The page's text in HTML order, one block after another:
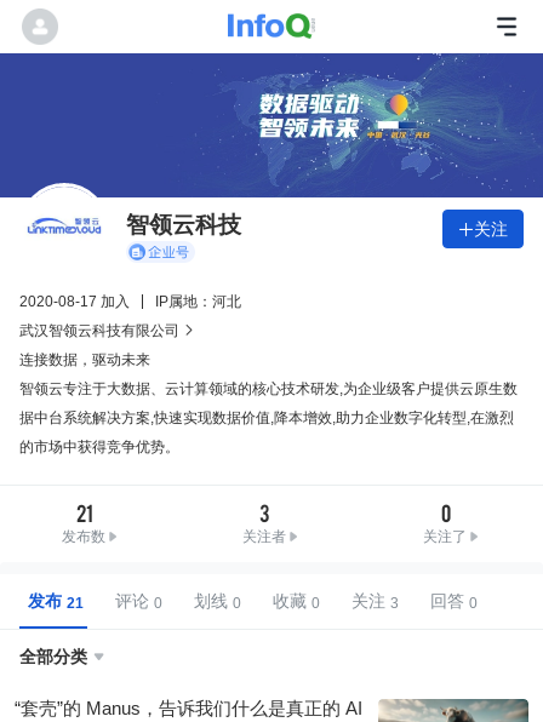
智领云科技 关注
2020-08-17 加入
IP属地：河北
武汉智领云科技有限公司

连接数据，驱动未来
智领云专注于大数据、云计算领域的核心技术研发,为企业级客户提供云原生数
据中台系统解决方案,快速实现数据价值,降本增效,助力企业数字化转型,在激烈
的市场中获得竞争优势。
21
发布数
3
关注者
0
关注了
发布 评论 划线 收藏 关注 回答
全部分类 
“套壳”的 Manus，告诉我们什么是真正的 AI